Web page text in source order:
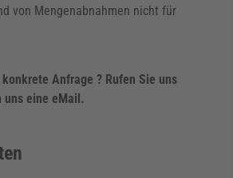
von Mengenabnahmen nicht für
Anfrage ? Rufen Sie uns
uns eine eMail.